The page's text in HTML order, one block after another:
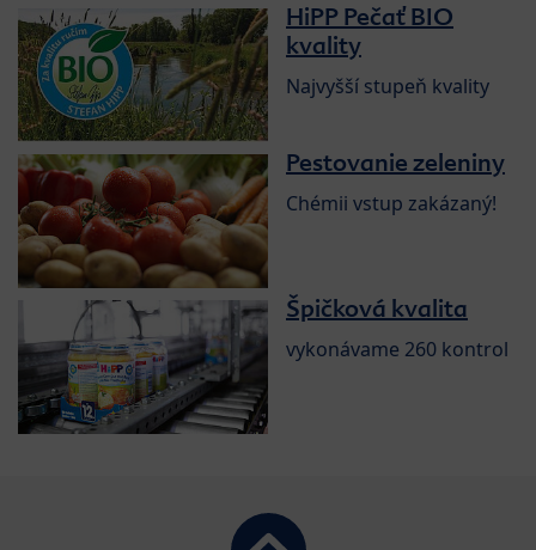
HiPP Pečať BIO
kvality
Najvyšší stupeň kvality
Pestovanie zeleniny
Chémii vstup zakázaný!
Špičková kvalita
vykonávame 260 kontrol